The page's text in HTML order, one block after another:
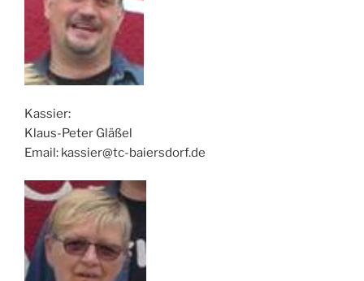
Kassier:
Klaus-Peter Gläßel
Email: kassier@tc-baiersdorf.de